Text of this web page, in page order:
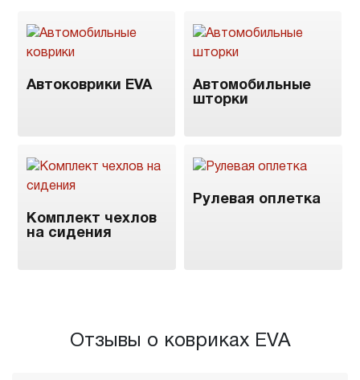
Автоковрики EVA
Автомобильные
шторки
Комплект чехлов
на сидения
Рулевая оплетка
Отзывы о ковриках EVA